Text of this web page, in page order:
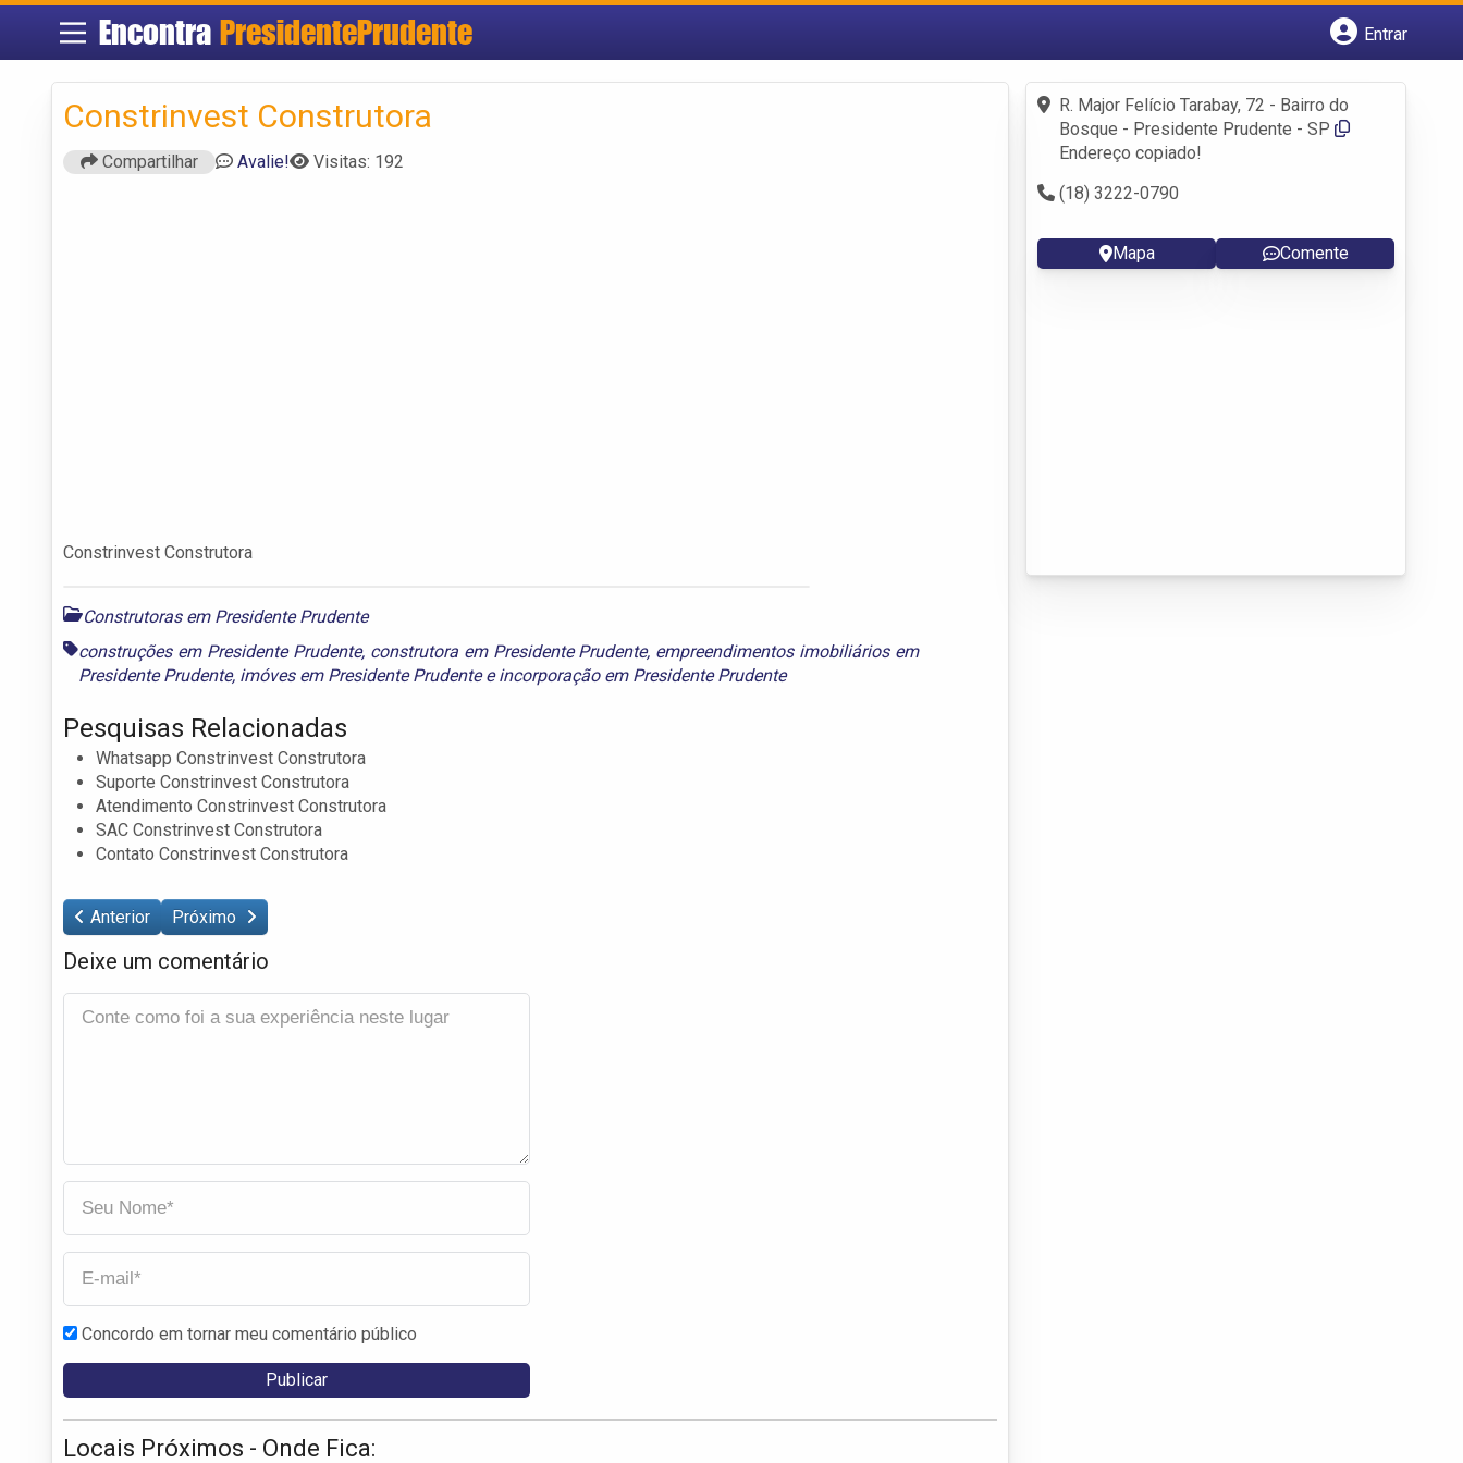
Encontra PresidentePrudente
Entrar
Fazer login
Criar conta
Constrinvest Construtora
Compartilhar Avalie! Visitas: 192
Constrinvest Construtora
Construtoras em Presidente Prudente
construções em Presidente Prudente, construtora em Presidente Prudente, empreendimentos imobiliários em
Presidente Prudente, imóves em Presidente Prudenteeincorporação em Presidente Prudente
Pesquisas Relacionadas
Whatsapp Constrinvest Construtora
Suporte Constrinvest Construtora
Atendimento Constrinvest Construtora
SAC Constrinvest Construtora
Contato Constrinvest Construtora
Anterior Próximo
Deixe um comentário
Concordo em tornar meu comentário público
Locais Próximos - Onde Fica:
R. Major Felício Tarabay, 72 - Bairro do
Bosque - Presidente Prudente - SP
Endereço copiado!
(18) 3222-0790
Mapa Comente